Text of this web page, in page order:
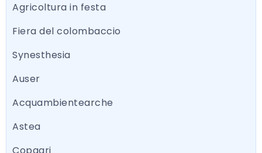
Agricoltura in festa
Fiera del colombaccio
Synesthesia
Auser
Acquambientearche
Astea